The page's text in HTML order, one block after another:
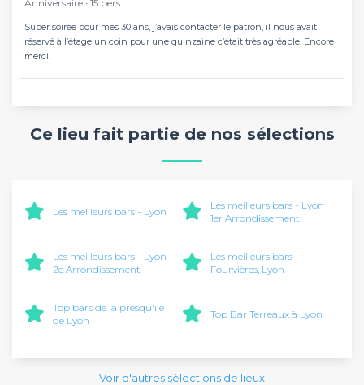
Anniversaire ∙ 15 pers.
Super soirée pour mes 30 ans, j’avais contacter le patron, il nous avait
réservé à l’étage un coin pour une quinzaine c’était très agréable. Encore
merci.
Ce lieu fait partie de nos sélections
Les meilleurs bars - Lyon
Les meilleurs bars - Lyon
1er Arrondissement
Les meilleurs bars - Lyon
2e Arrondissement
Les meilleurs bars -
Fourvières, Lyon
Top bars de la presqu'île
de Lyon
Top Bar Terreaux à Lyon
Voir d'autres sélections de lieux